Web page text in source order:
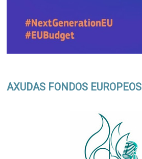
AXUDAS FONDOS EUROPEOS